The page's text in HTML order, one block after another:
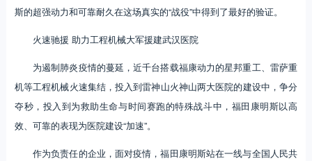
斯的超强动力和可靠耐久在这场真实的“战役”中得到了最好的验证。
火速驰援 助力工程机械大军援建武汉医院
为遏制肺炎疫情的蔓延，近千台搭载福康动力的星邦重工、雷萨重
机等工程机械火速集结，投入到雷神山火神山两大医院的建设中，争分
夺秒，投入到为救助生命与时间赛跑的特殊战斗中，福田康明斯以高
效、可靠的表现为医院建设“加速”。
作为负责任的企业，面对疫情，福田康明斯站在一线与全国人民共